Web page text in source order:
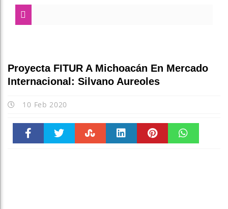
Proyecta FITUR A Michoacán En Mercado
Internacional: Silvano Aureoles
10 Feb 2020